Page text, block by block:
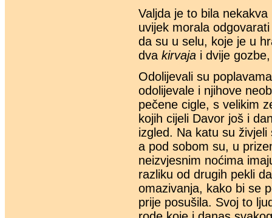
Valjda je to bila
uvijek morala
da su u selu, koje je u
dva kirvaja i dvije
Odolijevali su
odolijevale i njihove
pečene cigle, s velikim
kojih cijeli Davor još i
izgled. Na katu su
a pod sobom su, u
neizvjesnim noćima
razliku od drugih pekli
omazivanja, kako bi se
prije posušila. Svoj to